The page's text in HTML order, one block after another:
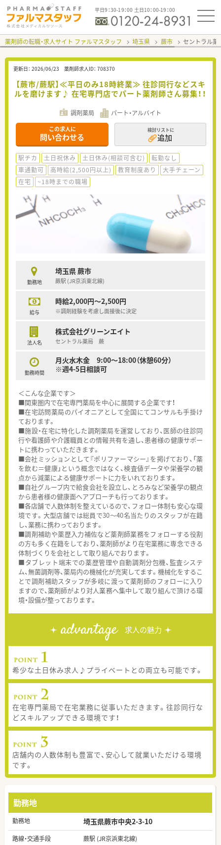
平日9：30-19：00 土日10：00-19：00
薬剤師の転職・求人サイト ファルマスタッフ 埼玉県 蕨市 セントラル
更新日： 2026/06/23 薬剤師求人ID： 708370
【蕨市/蕨駅】≪平日のみ18時終業≫ 往診同行などスキ
ルを磨けます♪ 在宅専門店でパート薬剤師さん募集！！
調剤薬局 パート・アルバイト
この求人に
問い合わせる
検討リストに
追加
駅チカ 土日祝休み 土日休み(相談可含む)
転勤なし
車通勤可
高時給(2,500円以上) 教育制度あり
大手チェーン
在宅
~18時までの職場
勤務地
埼玉県 蕨市
蕨駅 (JR京浜東北線)
給与
時給2,000円～2,500円
※調剤経験を考慮し面接後に決定
法人名
株式会社グリーンエイト
セントラル薬局 蕨
勤務時間
月火水木金 9:00～18:00（休憩60分）
※週4-5日相談可
＜こんな企業です＞
■関東圏内で在宅専門薬局を中心に展開する企業です！
■在宅訪問薬局のパイオニアとして全国にてコンサルも手掛け
ております。
■施設・在宅に特化した調剤薬局を運営しており、医師の往診同
行や看護師や介護職員との情報共有を通し、患者様の健康サポー
トに携わっていただきます。
■会社ミッションとして『ポリファーマシー』を掲げており、「薬
を飲む＝健康」という概念ではなく、検査値データや栄養学の観
点から減薬による健康サポートに力をいれております。
■自社グループ内で給食会社を設立し、とろみなど栄養学の観点
から患者様の健康面へアプローチも行っております。
■各店舗で人数体制を整えているので、フォロー体制も安心な環
境です。大型店舗では総員で30～40名当たりのスタッフが在籍
し、業務に携わっております。
■調剤補助や薬歴入力補佐など薬剤師業務をフォローする役割
の方も多く在籍をしており、薬剤師がより在宅業務に専念できる
体制づくりを会社として取り組んでおります。
■タブレット端末での薬歴管理や自動調剤分包機、監査システ
ム、無菌調剤等、薬局内の機械化が充実してます。機械化をするこ
とで調剤補助スタッフが多岐に渡って薬剤師のフォローに入り
ますので、薬剤師がより対人業務へ集中して取り組んで頂ける環
境・設備が整っております。
advantage 求人の魅力
希少な土日休み求人♪プライベートとの両立も可能です。
在宅専門薬局で在宅業務に従事いただきます。往診同行な
どスキルアップできる環境です！
店舗内の人数体制も豊富で、安心して就業いただける環境
です。
勤務地
勤務地 埼玉県蕨市中央2-3-10
路線・交通手段
蕨駅 (JR京浜東北線)